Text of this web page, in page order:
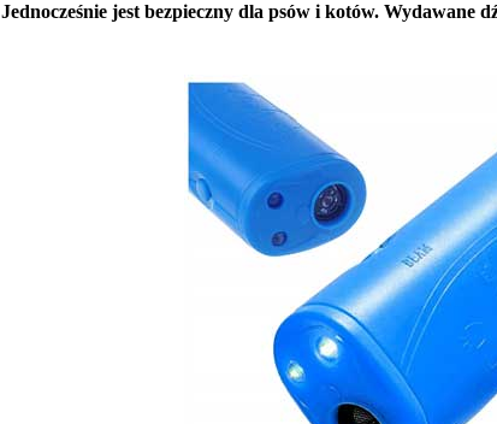
Jednocześnie jest bezpieczny dla psów i kotów. Wydawane